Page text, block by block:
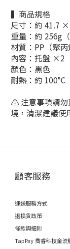
▍商品規格
尺寸：約 41.7
重量：約 256g（
材質：PP（聚丙
內容：托盤 ×2
顏色：黑色
耐熱：約 100°C
⚠ 注意事項請勿
境，清潔建議使
顧客服務
運送服務方式
退換貨政策
條款與細則
TapPay 喬睿科技金流